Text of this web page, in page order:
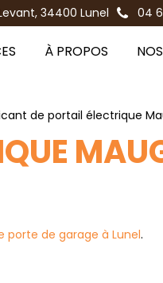
34400 Lunel 04
À PROPOS
de portail électrique
porte de garage à Lunel.